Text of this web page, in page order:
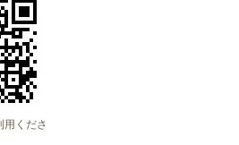
用くださ